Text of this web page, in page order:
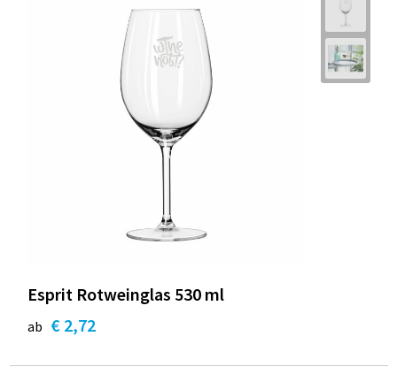
Esprit Rotweinglas 530 ml
ab € 2,72